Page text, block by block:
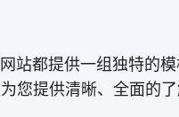
站都提供一组独特的
您提供清晰、全面的